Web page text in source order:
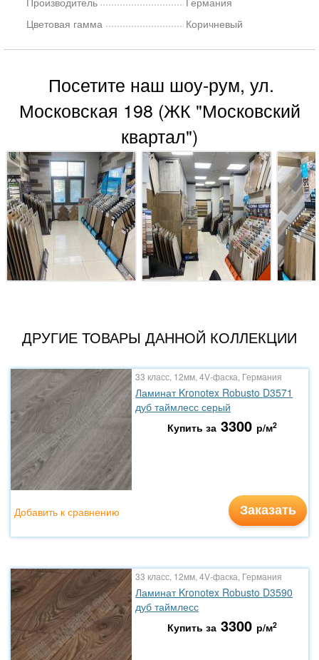
Цветовая гамма
Коричневый
Посетите наш шоу-рум, ул.
Московская 198 (ЖК "Московский
квартал")
ДРУГИЕ ТОВАРЫ ДАННОЙ КОЛЛЕКЦИИ
33 класс, 12мм, 4V-фаска, Германия
Ламинат Kronotex Robusto D3571
дуб таймлесс серый
Купить за 3300 р/м2
Заказать
Добавить к сравнению
33 класс, 12мм, 4V-фаска, Германия
Ламинат Kronotex Robusto D3590
дуб таймлесс
Купить за 3300 р/м2